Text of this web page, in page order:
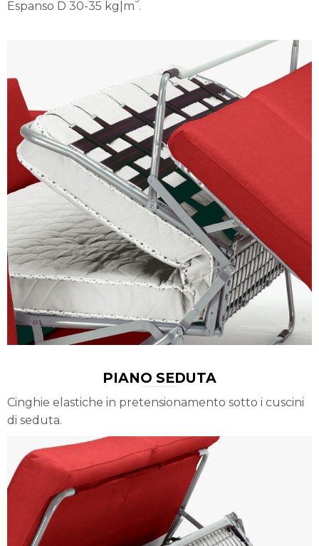
Espanso D 30-35 kg|m .
PIANO SEDUTA
Cinghie elastiche in pretensionamento sotto i cuscini
di seduta.